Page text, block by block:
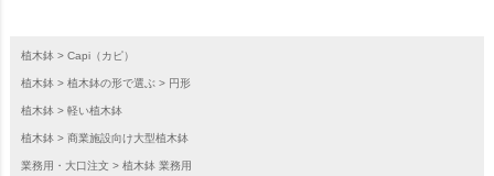
植木鉢 Capi（カピ）
植木鉢 植木鉢の形で選ぶ 円形
植木鉢 軽い植木鉢
植木鉢 商業施設向け大型植木鉢
業務用・大口注文 植木鉢 業務用